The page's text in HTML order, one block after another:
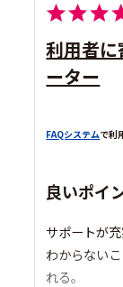
利用者
ーター
FAQシステムで利
良いポイ
サポートが充
わからない
れる。